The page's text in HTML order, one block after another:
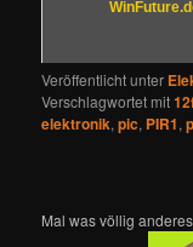
Veröffentlicht unter
Verschlagwortet mit
elektronik,pic, PIR1,
Mal was völlig